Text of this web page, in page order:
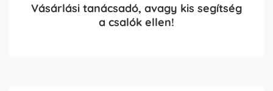
Vásárlási tanácsadó, avagy kis segítség
a csalók ellen!